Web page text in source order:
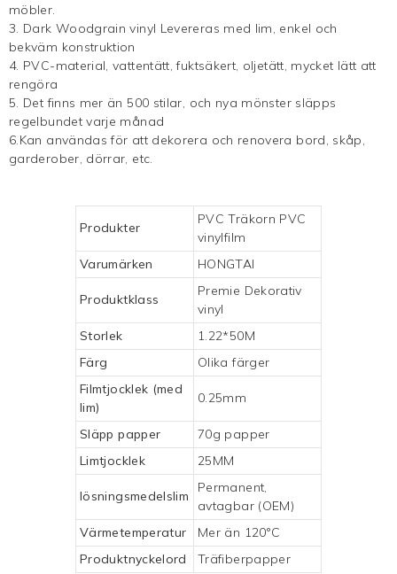
möbler.
3. Dark Woodgrain vinyl Levereras med lim, enkel och
bekväm konstruktion
4. PVC-material, vattentätt, fuktsäkert, oljetätt, mycket lätt att
rengöra
5. Det finns mer än 500 stilar, och nya mönster släpps
regelbundet varje månad
6.Kan användas för att dekorera och renovera bord, skåp,
garderober, dörrar, etc.
Produkter
PVC Träkorn PVC
vinylfilm
Varumärken
HONGTAI
Produktklass
Premie Dekorativ
vinyl
Storlek
1.22*50M
Färg
Olika färger
Filmtjocklek (med
lim)
0.25mm
Släpp papper
70g papper
Limtjocklek
25MM
lösningsmedelslim
Permanent,
avtagbar (OEM)
Värmetemperatur
Mer än 120°C
Produktnyckelord
Träfiberpapper